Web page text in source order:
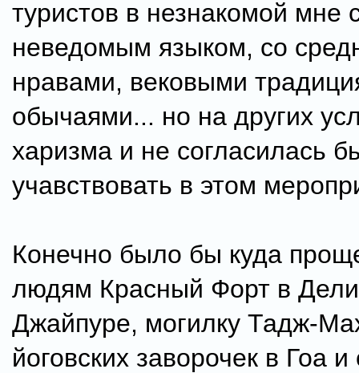
туристов в незнакомой мне
неведомым языком, со
нравами, вековыми
обычаями... но на других
харизма и не согласилась
учавствовать в этом
Конечно было бы куда
людям Красный Форт в
Джайпуре, могилку Тадж-
йоговских заворочек в Гоа